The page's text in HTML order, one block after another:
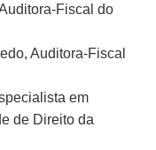
Fiscal do
Auditora-Fiscal
em
de Direito da